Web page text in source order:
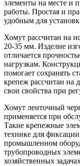
элементы на месте и
работы. Простая и
удобным для
Хомут рассчитан на
20-35 мм. Изделие
отличается
нагрузкам.
помогает сохранять
крепеж рассчитан на
свои свойства при
Хомут ленточный
применяется при
Такие крепежные
технике для
промышленном
трубопроводных
хозяйственных